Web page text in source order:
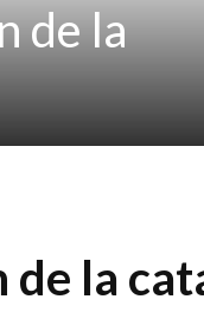
de la
de la